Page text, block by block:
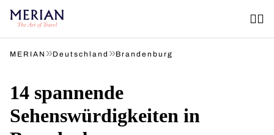
MERIAN »Deutschland »Brandenburg
14 spannende
Sehenswürdigkeiten in